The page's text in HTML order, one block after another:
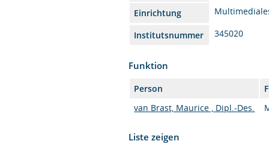
Einrichtung
Institutsnummer 345020
Funktion
Person
van Brast, Maurice , Dipl.-Des.
Liste zeigen